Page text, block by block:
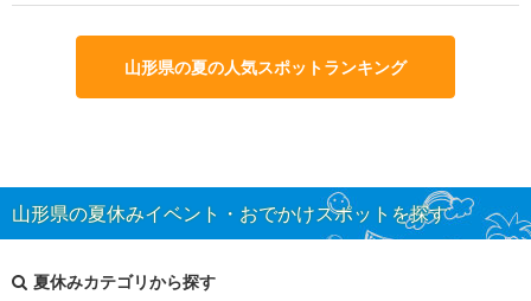
山形県の夏の人気スポットランキング
山形県の夏休みイベント・おでかけスポットを探す
夏休みカテゴリから探す